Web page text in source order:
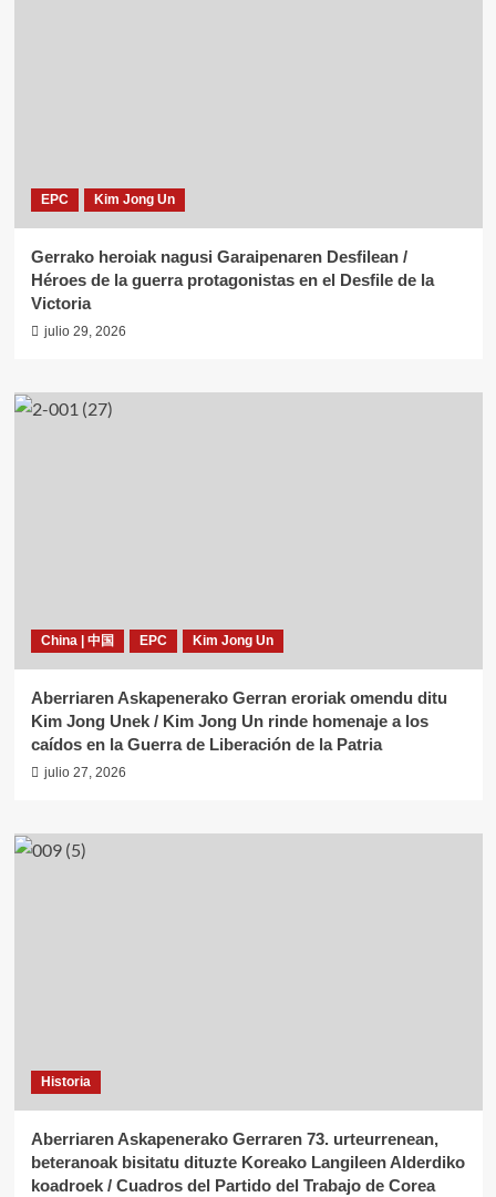
EPC Kim Jong Un
Gerrako heroiak nagusi Garaipenaren Desfilean /
Héroes de la guerra protagonistas en el Desfile de la
Victoria
julio 29, 2026
China | 中国 EPC Kim Jong Un
Aberriaren Askapenerako Gerran eroriak omendu ditu
Kim Jong Unek / Kim Jong Un rinde homenaje a los
caídos en la Guerra de Liberación de la Patria
julio 27, 2026
Historia
Aberriaren Askapenerako Gerraren 73. urteurrenean,
beteranoak bisitatu dituzte Koreako Langileen Alderdiko
koadroek / Cuadros del Partido del Trabajo de Corea